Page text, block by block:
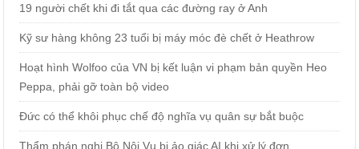
19 người chết khi đi tắt qua các đường ray ở Anh
Kỹ sư hàng không 23 tuổi bị máy móc đè chết ở Heathrow
Hoạt hình Wolfoo của VN bị kết luận vi phạm bản quyền Heo
Peppa, phải gỡ toàn bộ video
Đức có thể khôi phục chế độ nghĩa vụ quân sự bắt buộc
Thẩm phán nghi Bộ Nội Vụ bị ảo giác AI khi xử lý đơn